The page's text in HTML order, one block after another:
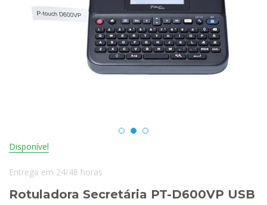
Disponível
Entrega em 24/48 horas
Rotuladora Secretária PT-D600VP USB